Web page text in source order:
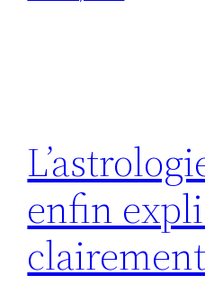
enfin